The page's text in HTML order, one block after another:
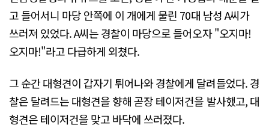
고 들어서니 마당 안쪽에 이 개에게 물린 70대 남성 A씨가
쓰러져 있었다. A씨는 경찰이 마당으로 들어오자 "오지마!
오지마!"라고 다급하게 외쳤다.
그 순간 대형견이 갑자기 튀어나와 경찰에게 달려들었다. 경
찰은 달려드는 대형견을 향해 곧장 테이저건을 발사했고, 대
형견은 테이저건을 맞고 바닥에 쓰러졌다.